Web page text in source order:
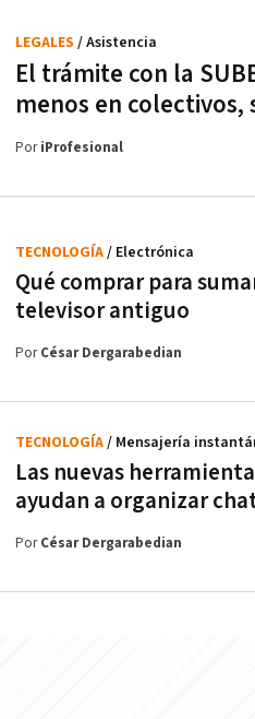
El trámite con la
menos en colectivos,
LEGALES / Asistencia
PoriProfesional
Qué comprar para
televisor antiguo
TECNOLOGÍA/ Electrónica
PorCésar Dergarabedian
Las nuevas
ayudan a organizar
TECNOLOGÍA/ Mensajería
PorCésar Dergarabedian